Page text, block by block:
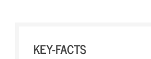
KEY-FACTS